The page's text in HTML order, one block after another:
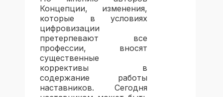
Концепции, изменения,
которые в условиях
цифровизации
претерпевают все
профессии, вносят
существенные
коррективы в
содержание работы
наставников. Сегодня